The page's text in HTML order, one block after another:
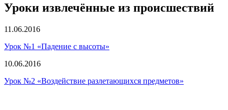
Уроки извлечённые из происшествий
11.06.2016
Урок №1 «Падение с высоты»
10.06.2016
Урок №2 «Воздействие разлетающихся предметов»